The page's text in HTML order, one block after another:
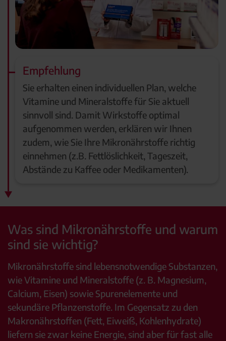
Empfehlung
Sie erhalten einen individuellen Plan, welche
Vitamine und Mineralstoffe für Sie aktuell
sinnvoll sind. Damit Wirkstoffe optimal
aufgenommen werden, erklären wir Ihnen
zudem, wie Sie Ihre Mikronährstoffe richtig
einnehmen (z.B. Fettlöslichkeit, Tageszeit,
Abstände zu Kaffee oder Medikamenten).
Was sind Mikronährstoffe und warum
sind sie wichtig?
Mikronährstoffe sind lebensnotwendige Substanzen,
wie Vitamine und Mineralstoffe (z. B. Magnesium,
Calcium, Eisen) sowie Spurenelemente und
sekundäre Pflanzenstoffe. Im Gegensatz zu den
Makronährstoffen (Fett, Eiweiß, Kohlenhydrate)
liefern sie zwar keine Energie, sind aber für fast alle